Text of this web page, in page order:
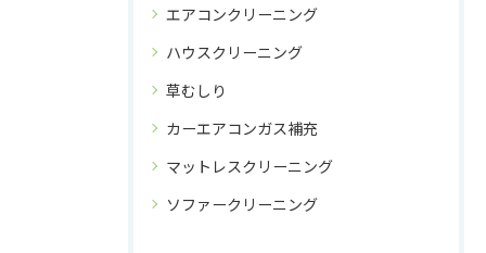
エアコンクリーニング
ハウスクリーニング
草むしり
カーエアコンガス補充
マットレスクリーニング
ソファークリーニング